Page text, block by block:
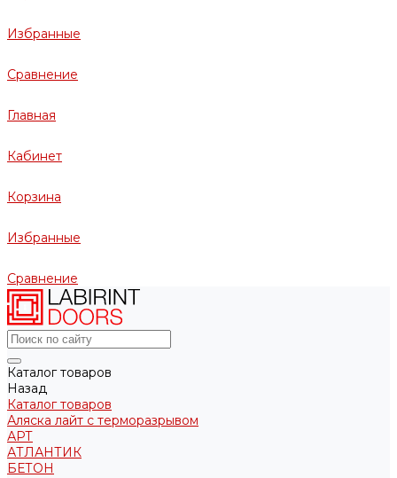
Избранные
Сравнение
Главная
Кабинет
Корзина
Избранные
Сравнение
Каталог товаров
Назад
Каталог товаров
Аляска лайт с терморазрывом
АРТ
АТЛАНТИК
БЕТОН